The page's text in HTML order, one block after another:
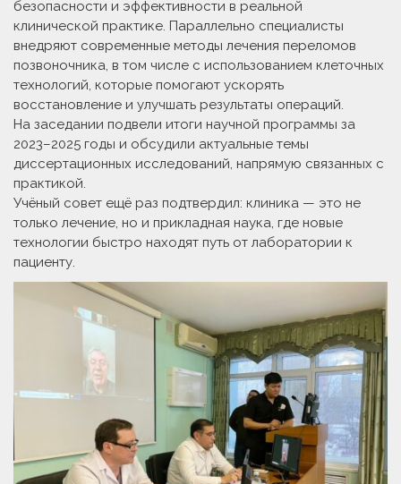
безопасности и эффективности в реальной
клинической практике. Параллельно специалисты
внедряют современные методы лечения переломов
позвоночника, в том числе с использованием клеточных
технологий, которые помогают ускорять
восстановление и улучшать результаты операций.
На заседании подвели итоги научной программы за
2023–2025 годы и обсудили актуальные темы
диссертационных исследований, напрямую связанных с
практикой.
Учёный совет ещё раз подтвердил: клиника — это не
только лечение, но и прикладная наука, где новые
технологии быстро находят путь от лаборатории к
пациенту.